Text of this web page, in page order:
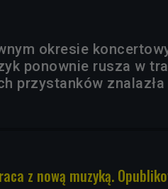
okresie
ponownie rusza w
przystanków
z nową muzyką.